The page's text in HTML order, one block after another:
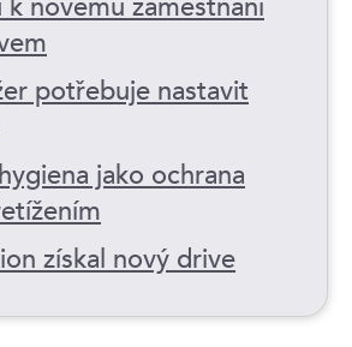
potřebuje nastavit
jako ochrana
získal nový drive